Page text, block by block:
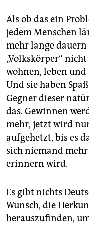
Als ob das ein
jedem Menschen
mehr lange dauern
„Volkskörper“
wohnen, leben
Und sie haben
Gegner dieser
das. Gewinnen
mehr, jetzt wird
aufgehetzt, bis es
sich niemand
erinnern wird.
Es gibt nichts
Wunsch, die
herauszufinden,